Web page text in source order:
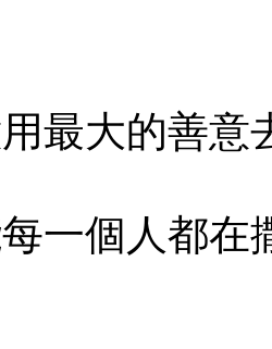
最大的善意
一個人都在